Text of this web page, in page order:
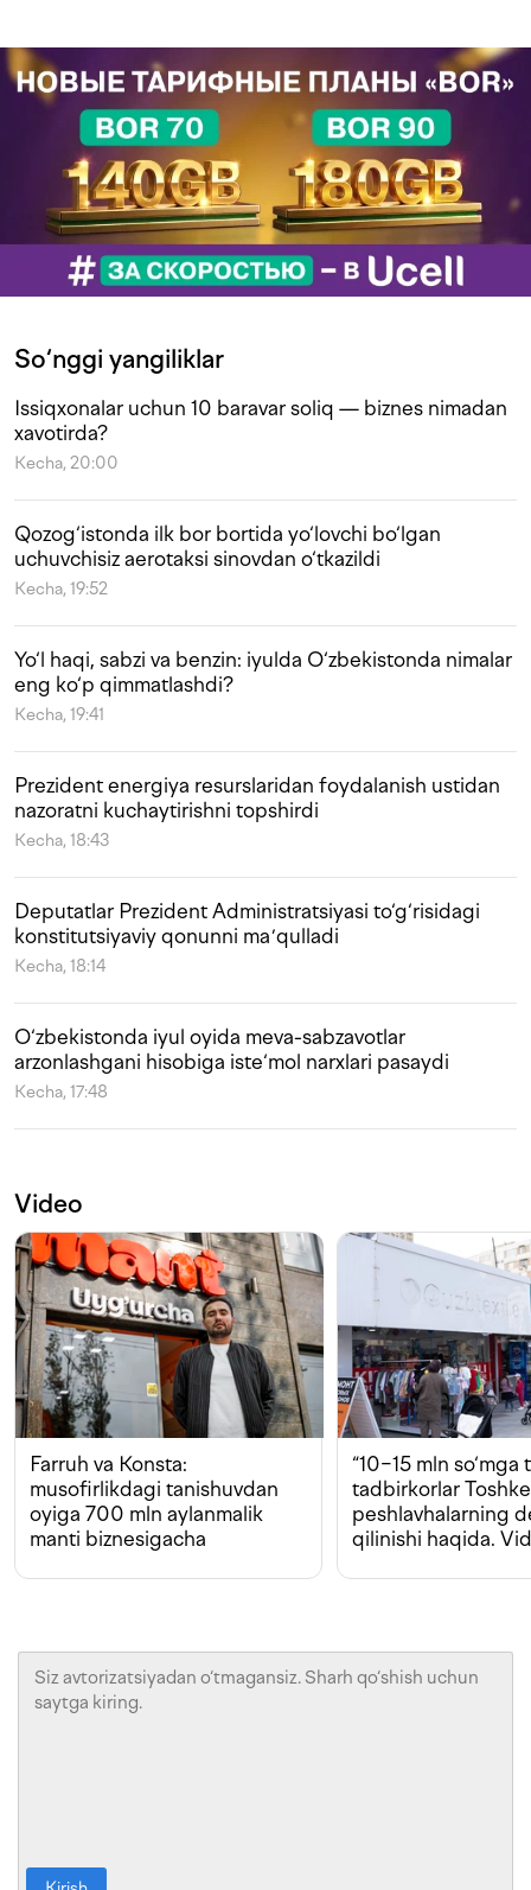
So‘nggi yangiliklar
Issiqxonalar uchun 10 baravar soliq — biznes nimadan
xavotirda?
Kecha, 20:00
Qozog‘istonda ilk bor bortida yo‘lovchi bo‘lgan
uchuvchisiz aerotaksi sinovdan o‘tkazildi
Kecha, 19:52
Yo‘l haqi, sabzi va benzin: iyulda O‘zbekistonda nimalar
eng ko‘p qimmatlashdi?
Kecha, 19:41
Prezident energiya resurslaridan foydalanish ustidan
nazoratni kuchaytirishni topshirdi
Kecha, 18:43
Deputatlar Prezident Administratsiyasi to‘g‘risidagi
konstitutsiyaviy qonunni maʼqulladi
Kecha, 18:14
O‘zbekistonda iyul oyida meva-sabzavotlar
arzonlashgani hisobiga iste‘mol narxlari pasaydi
Kecha, 17:48
Video
Farruh va Konsta:
musofirlikdagi tanishuvdan
oyiga 700 mln aylanmalik
manti biznesigacha
“10−15 mln so‘mga
tadbirkorlar
peshlavhalarning
qilinishi haqida.